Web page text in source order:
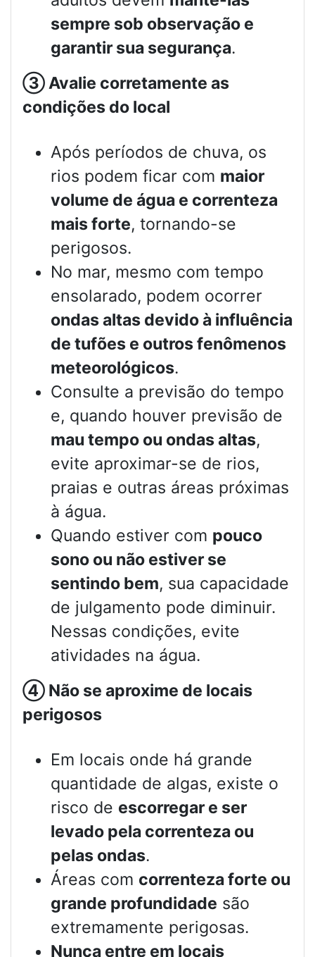
sempre sob observação e
garantir sua segurança.
③Avalie corretamente as
condições do local
Após períodos de chuva, os
rios podem ficar com maior
volume de água e correnteza
mais forte, tornando-se
perigosos.
No mar, mesmo com tempo
ensolarado, podem ocorrer
ondas altas devido à influência
de tufões e outros fenômenos
meteorológicos.
Consulte a previsão do tempo
e, quando houver previsão de
mau tempo ou ondas altas,
evite aproximar-se de rios,
praias e outras áreas próximas
à água.
Quando estiver com pouco
sono ou não estiver se
sentindo bem, sua capacidade
de julgamento pode diminuir.
Nessas condições, evite
atividades na água.
④ Não se aproxime de locais
perigosos
Em locais onde há grande
quantidade de algas, existe o
risco de escorregar e ser
levado pela correnteza ou
pelas ondas.
Áreas com correnteza forte ou
grande profundidade são
extremamente perigosas.
Nunca entre em locais